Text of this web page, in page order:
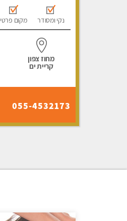
נקי ומסודר מקום פרטי
מחוז צפון
קריית ים
055-4532173